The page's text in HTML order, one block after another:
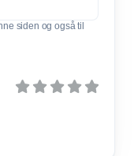
siden og også til